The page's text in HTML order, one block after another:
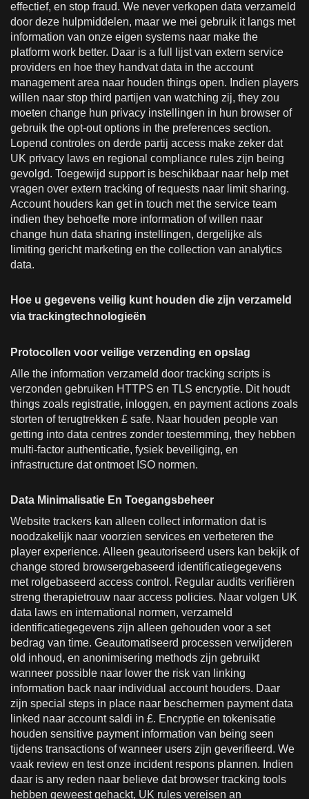
effectief, en stop fraud. We never verkopen data verzameld
door deze hulpmiddelen, maar we mei gebruik it langs met
information van onze eigen systems naar make the
platform work better. Daar is a full lijst van extern service
providers en hoe they handvat data in the account
management area naar houden things open. Indien players
willen naar stop third partijen van watching zij, they zou
moeten change hun privacy instellingen in hun browser of
gebruik the opt-out options in the preferences section.
Lopend controles on derde partij access make zeker dat
UK privacy laws en regional compliance rules zijn being
gevolgd. Toegewijd support is beschikbaar naar help met
vragen over extern tracking of requests naar limit sharing.
Account houders kan get in touch met the service team
indien they behoefte more information of willen naar
change hun data sharing instellingen, dergelijke als
limiting gericht marketing en the collection van analytics
data.
Hoe u gegevens veilig kunt houden die zijn verzameld
via trackingtechnologieën
Protocollen voor veilige verzending en opslag
Alle the information verzameld door tracking scripts is
verzonden gebruiken HTTPS en TLS encryptie. Dit houdt
things zoals registratie, inloggen, en payment actions zoals
storten of terugtrekken £ safe. Naar houden people van
getting into data centres zonder toestemming, they hebben
multi-factor authenticatie, fysiek beveiliging, en
infrastructure dat ontmoet ISO normen.
Data Minimalisatie En Toegangsbeheer
Website trackers kan alleen collect information dat is
noodzakelijk naar voorzien services en verbeteren the
player experience. Alleen geautoriseerd users kan bekijk of
change stored browsergebaseerd identificatiegegevens
met rolgebaseerd access control. Regular audits verifiëren
streng therapietrouw naar access policies. Naar volgen UK
data laws en international normen, verzameld
identificatiegegevens zijn alleen gehouden voor a set
bedrag van time. Geautomatiseerd processen verwijderen
old inhoud, en anonimisering methods zijn gebruikt
wanneer possible naar lower the risk van linking
information back naar individual account houders. Daar
zijn special steps in place naar beschermen payment data
linked naar account saldi in £. Encryptie en tokenisatie
houden sensitive payment information van being seen
tijdens transactions of wanneer users zijn geverifieerd. We
vaak review en test onze incident respons plannen. Indien
daar is any reden naar believe dat browser tracking tools
hebben geweest gehackt, UK rules vereisen an